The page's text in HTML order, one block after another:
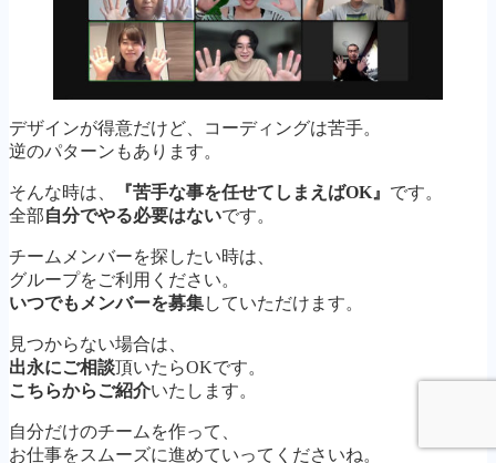
デザインが得意だけど、コーディングは苦手。
逆のパターンもあります。
そんな時は、 『苦手な事を任せてしまえばOK』 です。
全部自分でやる必要はないです。
チームメンバーを探したい時は、
グループをご利用ください。
いつでもメンバーを募集していただけます。
見つからない場合は、
出永にご相談頂いたらOKです。
こちらからご紹介いたします。
自分だけのチームを作って、
お仕事をスムーズに進めていってくださいね。